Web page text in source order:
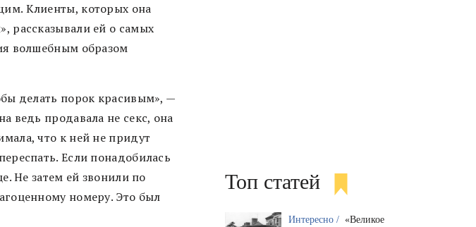
Клиенты, которых она
рассказывали ей о самых
волшебным образом
делать порок красивым», —
ведь продавала не секс, она
что к ней не придут
Если понадобилась
Не затем ей звонили по
номеру. Это был
Топ статей
Интересно / «Великое